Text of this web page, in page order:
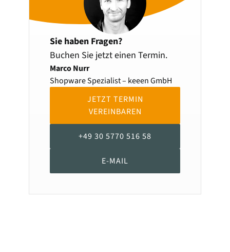
Sie haben Fragen?
Buchen Sie jetzt einen Termin.
Marco Nurr
Shopware Spezialist – keeen GmbH
JETZT TERMIN
VEREINBAREN
+49 30 5770 516 58
E-MAIL